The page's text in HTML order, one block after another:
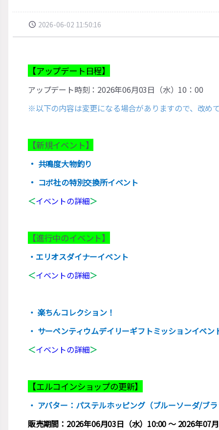
2026-06-02 11:50:16
【アップデート日程】
アップデート時刻：2026年06月03日（水）10：00
※以下の内容は変更になる場合がありますので、改め
【新規イベント】
・ 共鳴度大物釣り
・ コボ社の特別交換所イベント
＜イベントの詳細＞
【進行中のイベント】
・エリオスダイナーイベント
＜イベントの詳細＞
・ 楽ちんコレクション！
・ サーペンティウムデイリーギフトミッションイベン
＜イベントの詳細＞
【エルコインショップの更新】
・ アバター：パステルホッピング（ブルーソーダ/ブ
販売期間：2026年06月03日（水）10:00 ～ 2026年07